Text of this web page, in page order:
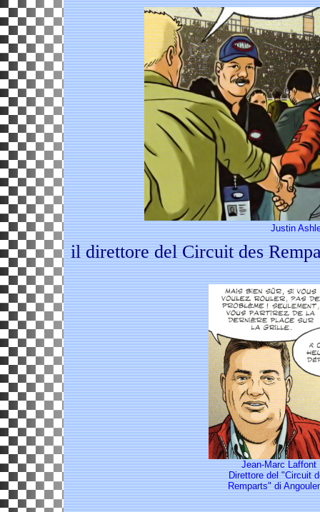
Justin
il direttore del Circuit des
Jean-Marc Laffont
Direttore del "Circuit
Remparts" di